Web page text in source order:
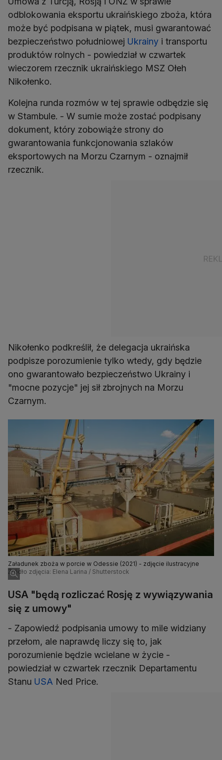
odblokowania eksportu ukraińskiego zboża, która
może być podpisana w piątek, musi gwarantować
bezpieczeństwo południowej Ukrainy i transportu
produktów rolnych - powiedział w czwartek
wieczorem rzecznik ukraińskiego MSZ Ołeh
Nikołenko.
Kolejna runda rozmów w tej sprawie odbędzie się
w Stambule. - W sumie może zostać podpisany
dokument, który zobowiąże strony do
gwarantowania funkcjonowania szlaków
eksportowych na Morzu Czarnym - oznajmił
rzecznik.
Nikołenko podkreślił, że delegacja ukraińska
podpisze porozumienie tylko wtedy, gdy będzie
ono gwarantowało bezpieczeństwo Ukrainy i
"mocne pozycje" jej sił zbrojnych na Morzu
Czarnym.
Załadunek zboża w porcie w Odessie (2021) - zdjęcie ilustracyjne
Źródło zdjęcia: Elena Larina / Shutterstock
USA "będą rozliczać Rosję z wywiązywania
się z umowy"
- Zapowiedź podpisania umowy to mile widziany
przełom, ale naprawdę liczy się to, jak
porozumienie będzie wcielane w życie -
powiedział w czwartek rzecznik Departamentu
Stanu USA Ned Price.